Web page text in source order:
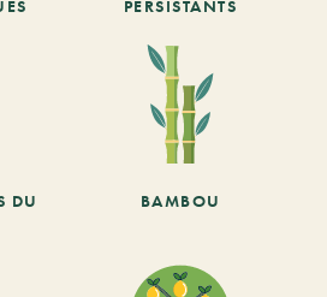
PERSISTANTS
DU
BAMBOU